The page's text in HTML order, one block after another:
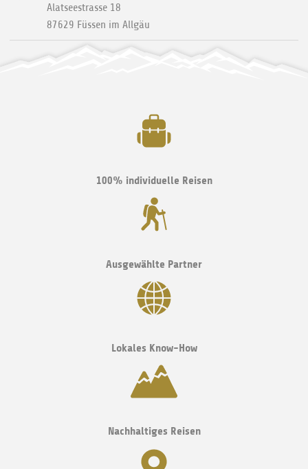
Alatseestrasse 18
87629 Füssen im Allgäu
100% individuelle Reisen
Ausgewählte Partner
Lokales Know-How
Nachhaltiges Reisen